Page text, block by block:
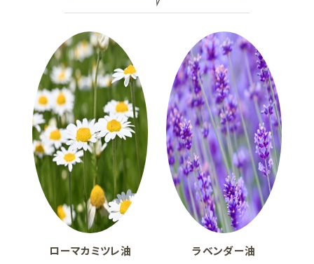
ローマカミツレ油 ラベンダー油